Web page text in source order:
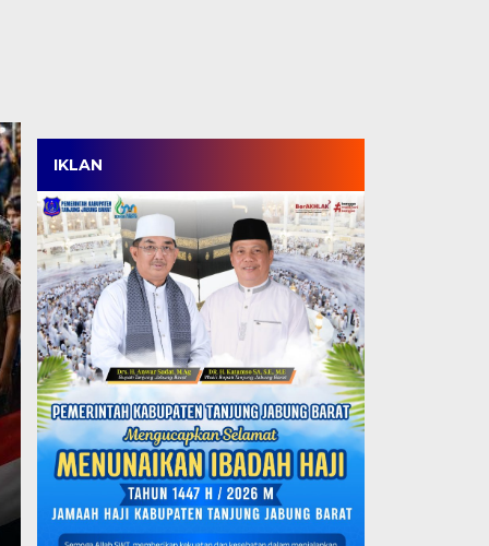
TPT Turun,
Tertinggi di Jambi,
SDM Berdaya Saing
Rabu, 5 Agu 2026 - 18:38 WIB
JAKARTA, TJ – Kabupaten Tanjung Jabung Barat
ketenagakerjaan. Di tengah tantangan…
IKLAN